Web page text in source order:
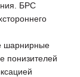
БРС
шарнирные
понизителей